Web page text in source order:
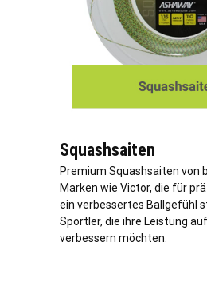
Squashsaiten
Premium Squashsaiten von
Marken wie Victor, die für
ein verbessertes Ballgefühl
Sportler, die ihre Leistung
verbessern möchten.